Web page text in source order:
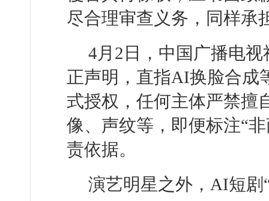
尽合理审查义务，同样承
4月2日，中国广播电
正声明，直指AI换脸合成
式授权，任何主体严禁擅
像、声纹等，即便标注“
责依据。
演艺明星之外，AI短剧